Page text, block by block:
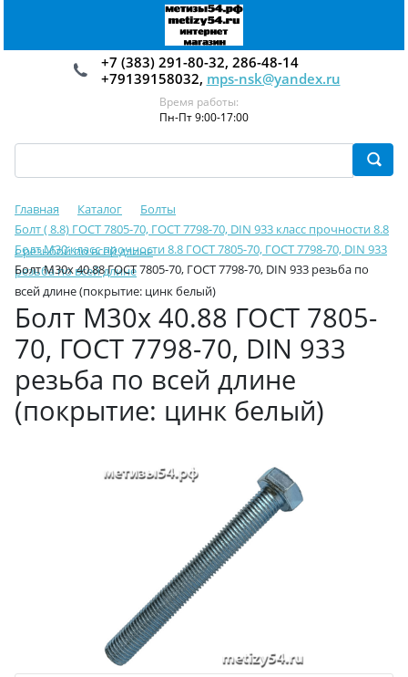
+7 (383) 291-80-32, 286-48-14
+79139158032, mps-nsk@yandex.ru
Время работы:
Пн-Пт 9:00-17:00
Главная Каталог
Болты
Болт ( 8.8) ГОСТ 7805-70, ГОСТ 7798-70, DIN 933 класс прочности 8.8
с резьбой по всей длине
Болт М30 класс прочности 8.8 ГОСТ 7805-70, ГОСТ 7798-70, DIN 933
резьба по всей длине
Болт М30х 40.88 ГОСТ 7805-70, ГОСТ 7798-70, DIN 933 резьба по
всей длине (покрытие: цинк белый)
Болт М30х 40.88 ГОСТ 7805-
70, ГОСТ 7798-70, DIN 933
резьба по всей длине
(покрытие: цинк белый)